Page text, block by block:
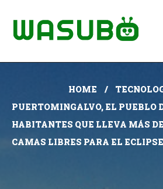
HOME
PUERTOMINGALVO, EL PUEBLO
HABITANTES QUE LLEVA MÁS
CAMAS LIBRES PARA EL ECLIPSE